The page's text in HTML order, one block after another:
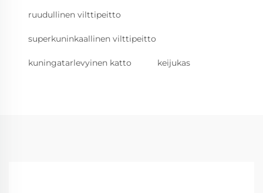
ruudullinen vilttipeitto
superkuninkaallinen vilttipeitto
kuningatarlevyinen katto keijukas